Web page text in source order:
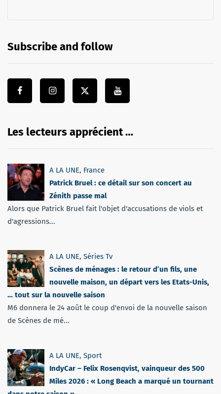
Subscribe and follow
Les lecteurs apprécient …
A LA UNE, France
Patrick Bruel : ce détail sur son concert au
Zénith passe mal
Alors que Patrick Bruel fait l'objet d'accusations de viols et
d'agressions...
A LA UNE, Séries Tv
Scènes de ménages : le retour d’un fils, une
nouvelle maison, un départ vers les Etats-Unis,
… tout sur la nouvelle saison
M6 donnera le 24 août le coup d'envoi de la nouvelle saison
de Scènes de mé...
A LA UNE, Sport
IndyCar – Felix Rosenqvist, vainqueur des 500
Miles 2026 : « Long Beach a marqué un tournant